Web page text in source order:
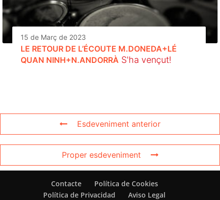
15 de Març de 2023
LE RETOUR DE L’ÉCOUTE M.DONEDA+LÉ
QUAN NINH+N.ANDORRÀ S'ha vençut!
Esdeveniment anterior
Proper esdeveniment
Contacte
Política de Cookies
Política de Privacidad
Aviso Legal